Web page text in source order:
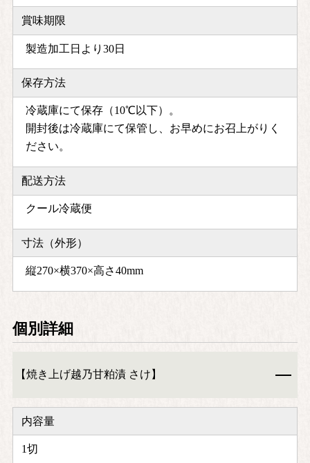
賞味期限
製造加工日より30日
保存方法
冷蔵庫にて保存（10℃以下）。
開封後は冷蔵庫にて保管し、お早めにお召上がりく
ださい。
配送方法
クール冷蔵便
寸法（外形）
縦270×横370×高さ40mm
個別詳細
【焼き上げ越乃甘粕漬 さけ】
内容量
1切